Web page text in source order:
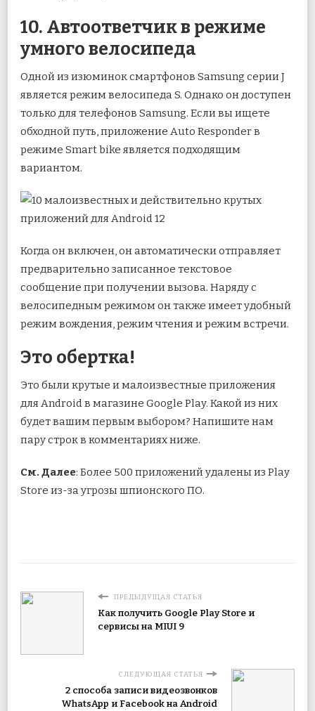
10. Автоответчик в режиме
умного велосипеда
Одной из изюминок смартфонов Samsung серии J
является режим велосипеда S. Однако он доступен
только для телефонов Samsung. Если вы ищете
обходной путь, приложение Auto Responder в
режиме Smart bike является подходящим
вариантом.
Когда он включен, он автоматически отправляет
предварительно записанное текстовое
сообщение при получении вызова. Наряду с
велосипедным режимом он также имеет удобный
режим вождения, режим чтения и режим встречи.
Это обертка!
Это были крутые и малоизвестные приложения
для Android в магазине Google Play. Какой из них
будет вашим первым выбором? Напишите нам
пару строк в комментариях ниже.
См. Далее: Более 500 приложений удалены из Play
Store из-за угрозы шпионского ПО.
ПРЕДЫДУЩАЯ СТАТЬЯ
Как получить Google Play Store и
сервисы на MIUI 9
СЛЕДУЮЩАЯ СТАТЬЯ
2 способа записи видеозвонков
WhatsApp и Facebook на Android